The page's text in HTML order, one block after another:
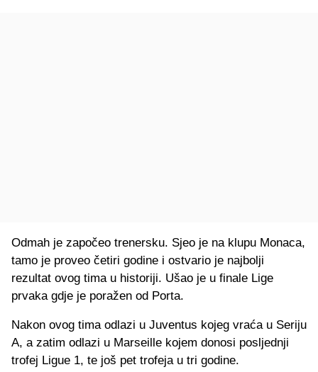
Odmah je započeo trenersku. Sjeo je na klupu Monaca,
tamo je proveo četiri godine i ostvario je najbolji
rezultat ovog tima u historiji. Ušao je u finale Lige
prvaka gdje je poražen od Porta.
Nakon ovog tima odlazi u Juventus kojeg vraća u Seriju
A, a zatim odlazi u Marseille kojem donosi posljednji
trofej Ligue 1, te još pet trofeja u tri godine.